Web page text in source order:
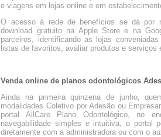
e viagens em lojas online e em
O acesso à rede de benefícios se dá por
download gratuito na Apple Store e na
parceiros, identificando as lojas
listas de favoritos, avaliar produtos e serviços
Venda online de planos odontológicos
Ainda na primeira quinzena de junho,
modalidades Coletivo por Adesão ou
portal AllCare Plano Odontológico, no
navegabilidade simples e intuitiva, o portal
diretamente com a administradora ou com o